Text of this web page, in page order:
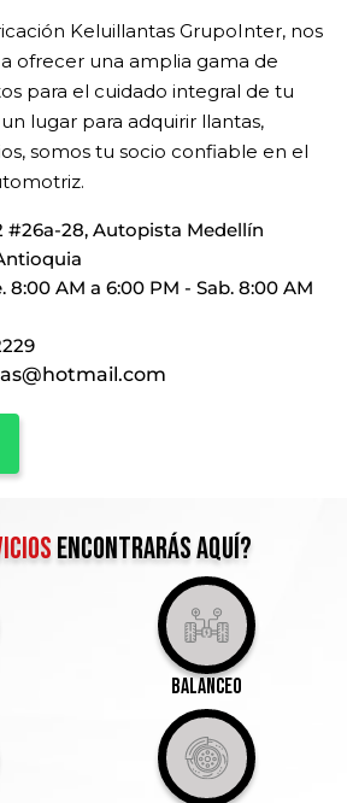
Keluillantas GrupoInter, nos
ofrecer una amplia gama de
para el cuidado integral de tu
lugar para adquirir llantas,
somos tu socio confiable en el
#26a-28, Autopista Medellín
8:00 AM a 6:00 PM - Sab. 8:00 AM
encontrarás aquí?
Balanceo